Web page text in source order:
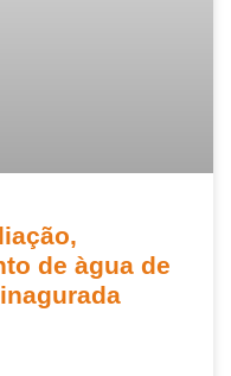
de àgua de